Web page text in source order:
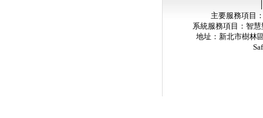
主要服務項目
系統服務項目：智
地址：新北市樹林